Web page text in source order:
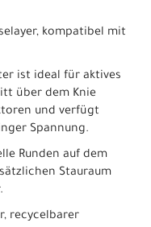
kompatibel mit
ist ideal für aktives
über dem Knie
und verfügt
Spannung.
Runden auf dem
Stauraum
recycelbarer